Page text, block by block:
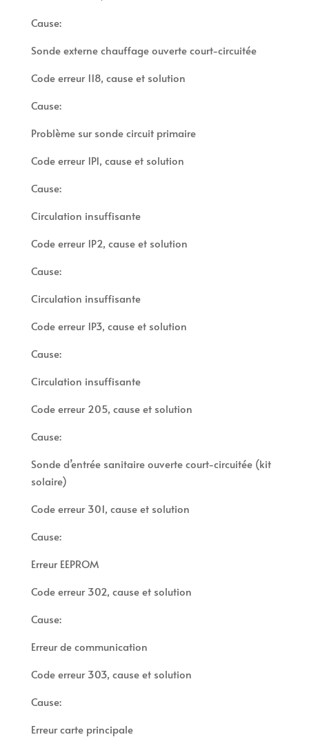
Cause:
Sonde externe chauffage ouverte court-circuitée
Code erreur 118, cause et solution
Cause:
Problème sur sonde circuit primaire
Code erreur 1P1, cause et solution
Cause:
Circulation insuffisante
Code erreur 1P2, cause et solution
Cause:
Circulation insuffisante
Code erreur 1P3, cause et solution
Cause:
Circulation insuffisante
Code erreur 205, cause et solution
Cause:
Sonde d’entrée sanitaire ouverte court-circuitée (kit
solaire)
Code erreur 301, cause et solution
Cause:
Erreur EEPROM
Code erreur 302, cause et solution
Cause:
Erreur de communication
Code erreur 303, cause et solution
Cause:
Erreur carte principale